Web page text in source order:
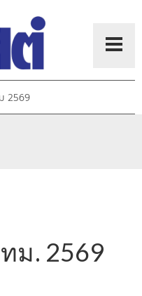
2569
ม. 2569